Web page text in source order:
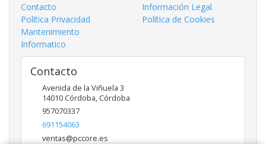
Contacto
Información Legal
Política Privacidad
Política de Cookies
Mantenimiento
Informatico
Contacto
Avenida de la Viñuela 3
14010 Córdoba, Córdoba
957070337
691154063
ventas@pccore.es